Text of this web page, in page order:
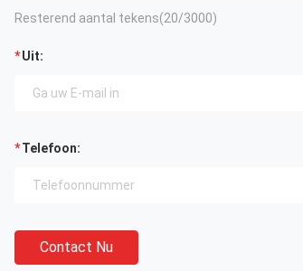
Resterend aantal tekens(20/3000)
Uit:
Telefoon:
Contact Nu